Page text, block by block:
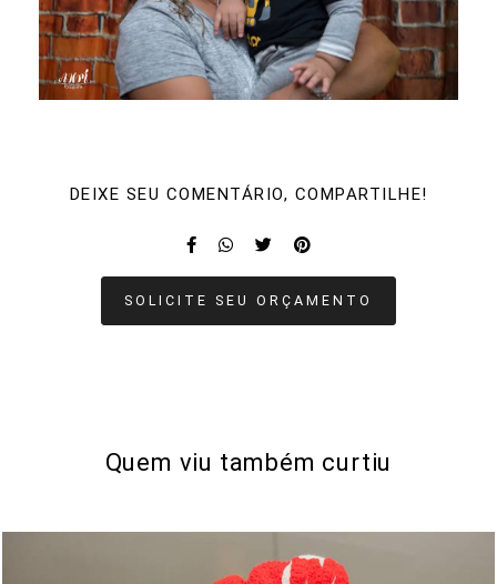
DEIXE SEU COMENTÁRIO, COMPARTILHE!
SOLICITE SEU ORÇAMENTO
Quem viu também curtiu